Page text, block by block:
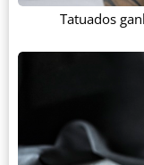
Tatuados